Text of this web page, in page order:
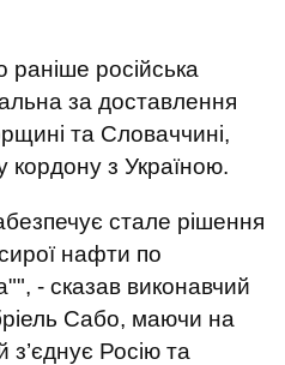
російська
за доставлення
та Словаччині,
кордону з Україною.
стале рішення
нафти по
- сказав виконавчий
Сабо, маючи на
з’єднує Росію та